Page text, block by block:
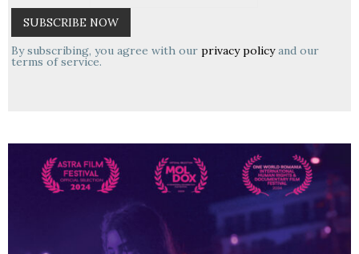
By subscribing, you agree with our privacy policyand our
terms of service.